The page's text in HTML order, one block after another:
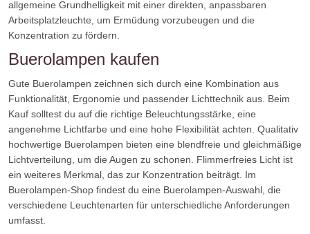
allgemeine Grundhelligkeit mit einer direkten, anpassbaren
Arbeitsplatzleuchte, um Ermüdung vorzubeugen und die
Konzentration zu fördern.
Buerolampen kaufen
Gute Buerolampen zeichnen sich durch eine Kombination aus
Funktionalität, Ergonomie und passender Lichttechnik aus. Beim
Kauf solltest du auf die richtige Beleuchtungsstärke, eine
angenehme Lichtfarbe und eine hohe Flexibilität achten. Qualitativ
hochwertige Buerolampen bieten eine blendfreie und gleichmäßige
Lichtverteilung, um die Augen zu schonen. Flimmerfreies Licht ist
ein weiteres Merkmal, das zur Konzentration beiträgt. Im
Buerolampen-Shop findest du eine Buerolampen-Auswahl, die
verschiedene Leuchtenarten für unterschiedliche Anforderungen
umfasst.